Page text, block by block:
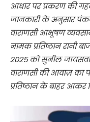
आधार पर प्रकरण की
जानकारी के अनुसार पंकज
वाराणसी आभूषण
नामक प्रतिष्ठान रानी
2025 को सुनील
वाराणसी की आवाज़ का
प्रतिष्ठान के बाहर आकर